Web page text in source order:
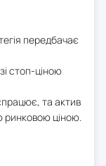
передбачає
стоп-ціною
та актив
ринковою ціною.